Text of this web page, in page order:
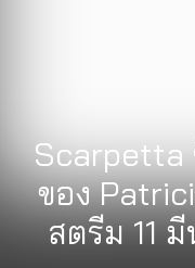
Scarpetta
ของ
สตรีม 11